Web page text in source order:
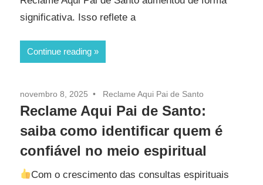
significativa. Isso reflete a
Continue reading
novembro 8, 2025 Reclame Aqui Pai de Santo
Reclame Aqui Pai de Santo:
saiba como identificar quem é
confiável no meio espiritual
Com o crescimento das consultas espirituais